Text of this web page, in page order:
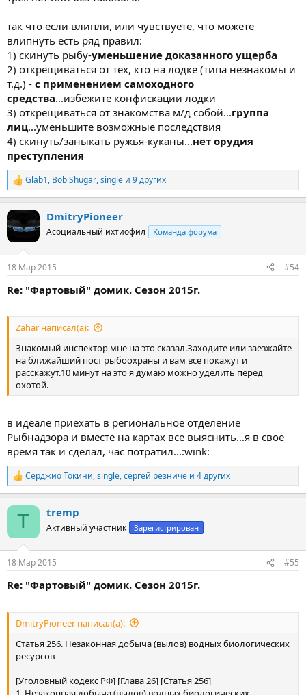
так что если влипли, или чувствуете, что можете
влипнуть есть ряд правил:
1) скинуть рыбу-уменьшение доказанного ущерба
2) открещиваться от тех, кто на лодке (типа незнакомы и
т.д.) - с применением самоходного
средства...избежите конфискации лодки
3) открещиваться от знакомства м/д собой...группа
лиц...уменьшите возможные последствия
4) скинуть/заныкать ружья-куканы...нет орудия
преступления
Р
е
к
ц
и
Glab1, Bob Shugar,single и 9 других
DmitryPioneer
Асоциальный ихтиофил Команда форума
18 Мар 2015 #54
Re: "Фартовый" домик. Сезон 2015г.
Zahar написал(а):
Знакомый инспектор мне на это сказал.Заходите или заезжайте
на ближайший пост рыбоохраны и вам все покажут и
расскажут.10 минут на это я думаю можно уделить перед
охотой.
в идеале приехать в региональное отделение
Рыбнадзора и вместе на картах все выяснить...я в свое
время так и сделал, час потратил...:wink:
Р
е
Серджио Токини,single,сергей резниче и 4 других
T tremp
Активный участник Зарегистрирован
18 Мар 2015 #55
Re: "Фартовый" домик. Сезон 2015г.
DmitryPioneer написал(а):
Статья 256. Незаконная добыча (вылов) водных биологических
ресурсов
[Уголовный кодекс РФ] [Глава 26] [Статья 256]